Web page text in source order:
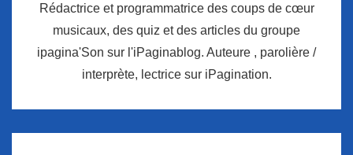
Rédactrice et programmatrice des coups de cœur
musicaux, des quiz et des articles du groupe
ipagina'Son sur l'iPaginablog. Auteure , parolière /
interprète, lectrice sur iPagination.